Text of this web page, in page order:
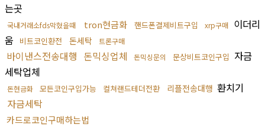
는곳
국내거래소fds막혔을때 tron현금화 핸드폰결제비트구입 xrp구매 이더리
움
비트코인환전 돈세탁 트론구매
바이낸스전송대행 돈믹싱업체 돈믹싱문의 문상비트코인구입 자금
세탁업체
돈현금화 모든코인구입가능 컬쳐랜드테더전환 리플전송대행 환치기
자금세탁
카드로코인구매하는법